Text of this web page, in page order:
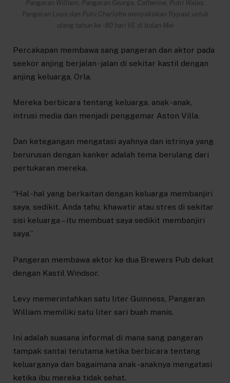
Pangeran William, Pangeran George, Catherine, Putri Wales,
Pangeran Louis dan Putri Charlotte menyaksikan flypast untuk
ulang tahun ke -80 hari VE di bulan Mei
Percakapan membawa sang pangeran dan aktor pada
seekor anjing berjalan -jalan di sekitar kastil dengan
anjing keluarga, Orla.
Mereka berbicara tentang keluarga, anak -anak,
intrusi media dan menjadi penggemar Aston Villa.
Dan ketegangan mengatasi ayahnya dan istrinya yang
berurusan dengan kanker adalah tema berulang dari
pertukaran mereka.
“Hal -hal yang berkaitan dengan keluarga membanjiri
saya, sedikit. Anda tahu, khawatir atau stres di sekitar
sisi keluarga – itu membuat saya sedikit membanjiri
saya.”
Pangeran membawa aktor ke dua Brewers Pub dekat
dengan Kastil Windsor.
Levy memerintahkan satu liter Guinness, Pangeran
William memiliki satu liter sari buah manis.
Ini adalah suasana informal di mana sang pangeran
tampak santai terutama ketika berbicara tentang
keluarganya dan bagaimana anak -anaknya mengatasi
ketika ibu mereka tidak sehat.